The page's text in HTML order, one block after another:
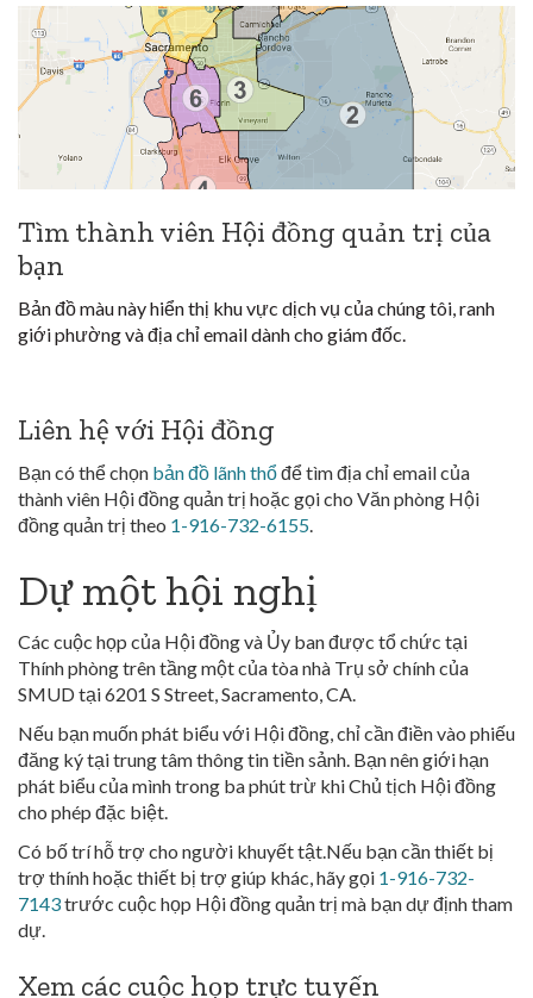
Tìm thành viên Hội đồng quản trị của
bạn
Bản đồ màu này hiển thị khu vực dịch vụ của chúng tôi, ranh
giới phường và địa chỉ email dành cho giám đốc.
Liên hệ với Hội đồng
Bạn có thể chọn bản đồ lãnh thổđể tìm địa chỉ email của
thành viên Hội đồng quản trị hoặc gọi cho Văn phòng Hội
đồng quản trị theo 1-916-732-6155
Dự một hội nghị
Các cuộc họp của Hội đồng và Ủy ban được tổ chức tại
Thính phòng trên tầng một của tòa nhà Trụ sở chính của
SMUD tại 6201 S Street, Sacramento, CA.
Nếu bạn muốn phát biểu với Hội đồng, chỉ cần điền vào phiếu
đăng ký tại trung tâm thông tin tiền sảnh. Bạn nên giới hạn
phát biểu của mình trong ba phút trừ khi Chủ tịch Hội đồng
cho phép đặc biệt.
Có bố trí hỗ trợ cho người khuyết tật.Nếu bạn cần thiết bị
trợ thính hoặc thiết bị trợ giúp khác, hãy gọi 1-916-732-
7143trước cuộc họp Hội đồng quản trị mà bạn dự định tham
dự.
Xem các cuộc họp trực tuyến